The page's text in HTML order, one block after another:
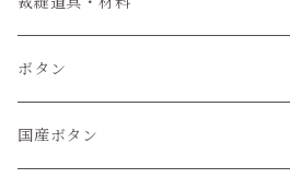
紐
ボタン
6個セット
国産ボタン